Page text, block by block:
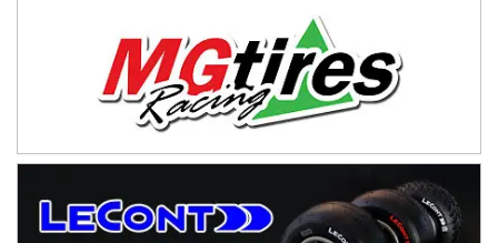
VICTORIENSE - F7
El Cerro (Tierra)
Victoria (Entre Ríos)
Moto Club Reginense (Tierra)
CSK - F7